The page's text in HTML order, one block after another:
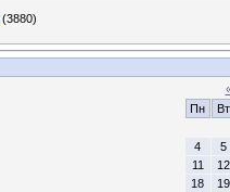
(3880)
Пн
Вт
4
5
11
12
18
19